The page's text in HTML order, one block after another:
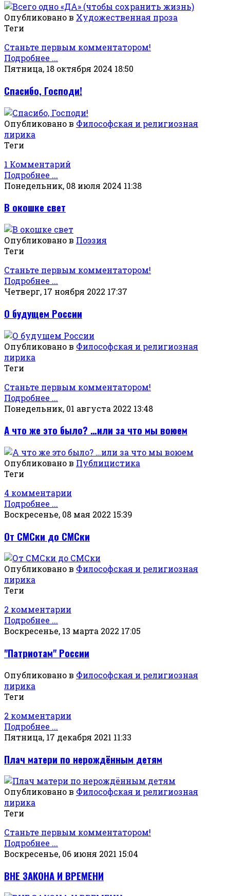
Опубликовано в Художественная проза
Теги
Станьте первым комментатором!
Подробнее ...
Пятница, 18 октября 2024 18:50
Спасибо, Господи!
Опубликовано в Философская и религиозная
лирика
Теги
1 Комментарий
Подробнее ...
Понедельник, 08 июля 2024 11:38
В окошке свет
Опубликовано в Поэзия
Теги
Станьте первым комментатором!
Подробнее ...
Четверг, 17 ноября 2022 17:37
О будущем России
Опубликовано в Философская и религиозная
лирика
Теги
Станьте первым комментатором!
Подробнее ...
Понедельник, 01 августа 2022 13:48
А что же это было? …или за что мы воюем
Опубликовано в Публицистика
Теги
4 комментарии
Подробнее ...
Воскресенье, 08 мая 2022 15:39
От СМСки до СМСки
Опубликовано в Философская и религиозная
лирика
Теги
2 комментарии
Подробнее ...
Воскресенье, 13 марта 2022 17:05
"Патриотам" России
Опубликовано в Философская и религиозная
лирика
Теги
2 комментарии
Подробнее ...
Пятница, 17 декабря 2021 11:33
Плач матери по нерождённым детям
Опубликовано в Философская и религиозная
лирика
Теги
Станьте первым комментатором!
Подробнее ...
Воскресенье, 06 июня 2021 15:04
ВНЕ ЗАКОНА И ВРЕМЕНИ